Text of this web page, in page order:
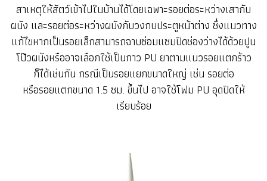
สาเหตุให้สัตว์เข้าไปในบ้านได้โดยเฉพาะรอยต่อระหว่างเสากับ
ผนัง และรอยต่อระหว่างผนังกับวงกบประตูหน้าต่าง ซึ่งแนวทาง
แก้ไขหากเป็นรอยเล็กสามารถฉาบซ่อมแซมปิดช่องว่างได้ด้วยปูน
โป๊วผนังหรืออาจเลือกใช้เป็นกาว PU ยาตามแนวรอยแตกร้าว
ก็ได้เช่นกัน กรณีเป็นรอยแยกขนาดใหญ่ เช่น รอยต่อ
หรือรอยแตกขนาด 1.5 ซม. ขึ้นไป อาจใช้โฟม PU อุดปิดให้
เรียบร้อย